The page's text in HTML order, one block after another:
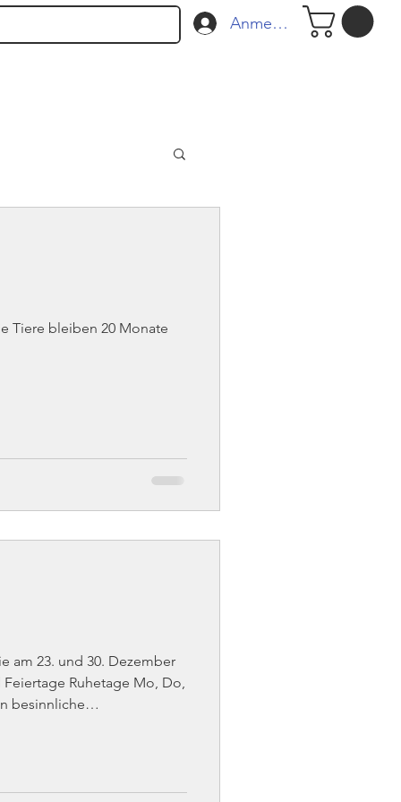
Anmelden
Tiere bleiben 20 Monate
am 23. und 30. Dezember
Mo, Do,